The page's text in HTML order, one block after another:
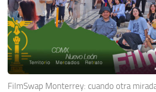
FilmSwap Monterrey: cuando otra